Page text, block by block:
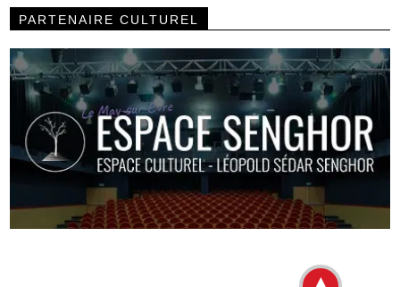
PARTENAIRE CULTUREL